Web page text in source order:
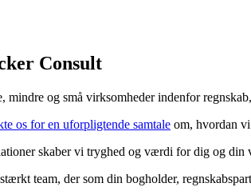
Consult
og små virksomheder indenfor
os for en uforpligtende samtale om, hvordan
skaber vi tryghed og værdi for dig og din
team, der som din bogholder,